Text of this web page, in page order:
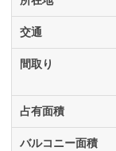
交通
間取り
占有面積
バルコニー面積